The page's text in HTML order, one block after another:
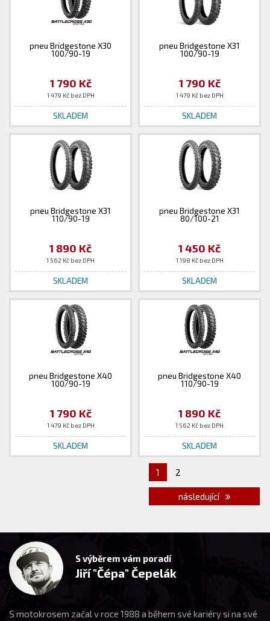
pneu Bridgestone X30
100/90-19
1 790 Kč
1 479 Kč bez DPH
SKLADEM
pneu Bridgestone X31
100/90-19
1 790 Kč
1 479 Kč bez DPH
SKLADEM
pneu Bridgestone X31
110/90-19
1 890 Kč
1 562 Kč bez DPH
SKLADEM
pneu Bridgestone X31
80/100-21
1 450 Kč
1 198 Kč bez DPH
SKLADEM
pneu Bridgestone X40
100/90-19
1 790 Kč
1 479 Kč bez DPH
SKLADEM
pneu Bridgestone X40
110/90-19
1 890 Kč
1 562 Kč bez DPH
SKLADEM
1 2
následující
S výběrem vám poradí
Jiří "Čépa" Čepelák
S motokrosem začal v roce 1988 a během své kariéry si na své